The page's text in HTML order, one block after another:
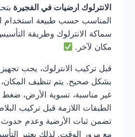
الانترلوك ارضيات في الفجيرة
المناسب حسب طبيعة استخدام
سماكة الانترلوك وطريقة
مكان لآخر.
قبل تركيب الانترلوك، يجب
بشكل صحيح. يتم تنظيف المكان،
غير مناسبة، تسوية الأرض، ضغط
الطبقات اللازمة قبل تركيب
تضمن ثبات الأرضية وعدم
مع مرور الوقت. لذلك يعتبر